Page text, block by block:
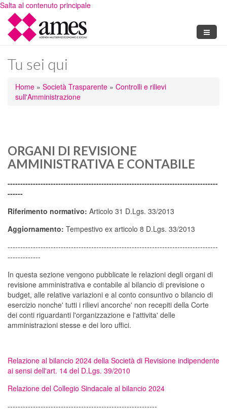
Salta al contenuto principale
Tu sei qui
Home » Società Trasparente » Controlli e rilievi
sull'Amministrazione
ORGANI DI REVISIONE
AMMINISTRATIVA E CONTABILE
-----------------------------------------------------------------------------------
------
Riferimento normativo: Articolo 31 D.Lgs. 33/2013
Aggiornamento: Tempestivo ex articolo 8 D.Lgs. 33/2013
-----------------------------------------------------------------------------------
-------------
In questa sezione vengono pubblicate le relazioni degli organi di
revisione amministrativa e contabile al bilancio di previsione o
budget, alle relative variazioni e al conto consuntivo o bilancio di
esercizio nonche' tutti i rilievi ancorche' non recepiti della Corte
dei conti riguardanti l'organizzazione e l'attivita' delle
amministrazioni stesse e dei loro uffici.
Relazione al bilancio 2024 della Società di Revisione indipendente
ai sensi dell'art. 14 del D.Lgs. 39/2010
Relazione del Collegio Sindacale al bilancio 2024
-----------------------------------------------------------